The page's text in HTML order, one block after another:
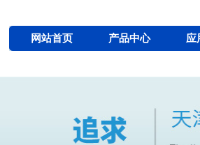
网站首页 产品中心 应